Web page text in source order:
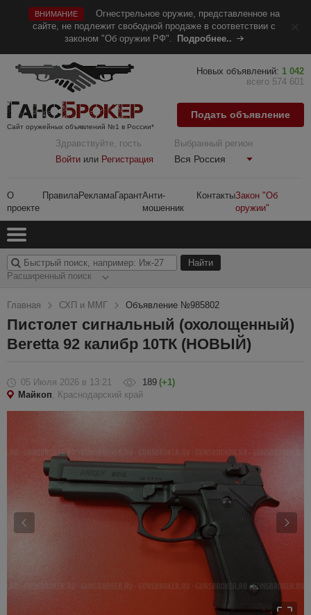
ВНИМАНИЕ
Огнестрельное оружие, представленное на
сайте, не подлежит свободной продаже в соответствии с
законом "Об оружии РФ".
Подробнее..
Сайт оружейных объявлений №1 в России*
Здравствуйте, гость
Войти или Регистрация
Выбранный регион
Вся Россия
О
проекте
ПравилаРекламаГарантАнти-
мошенник
КонтактыЗакон "Об
оружии"
Новых объявлений: 1 042
всего 574 601
Подать объявление
Расширенный поиск
Главная СХП и ММГ Объявление №985802
Пистолет сигнальный (охолощенный)
Beretta 92 калибр 10ТК (НОВЫЙ)
05 Июля 2026 в 13:21 189 (+1)
Майкоп, Краснодарский край